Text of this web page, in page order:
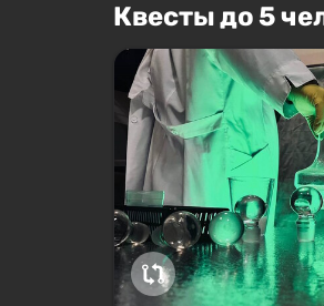
Квесты до 5